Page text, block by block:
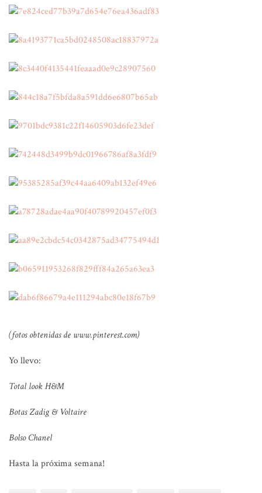
(fotos obtenidas de www.pinterest.com)
Yo llevo:
Total look H&M
Botas Zadig & Voltaire
Bolso Chanel
Hasta la próxima semana!